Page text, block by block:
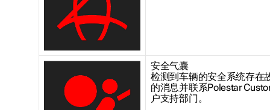
安全气囊
检测到车辆的安全系统存在
的消息并联系Polestar
户支持部门。